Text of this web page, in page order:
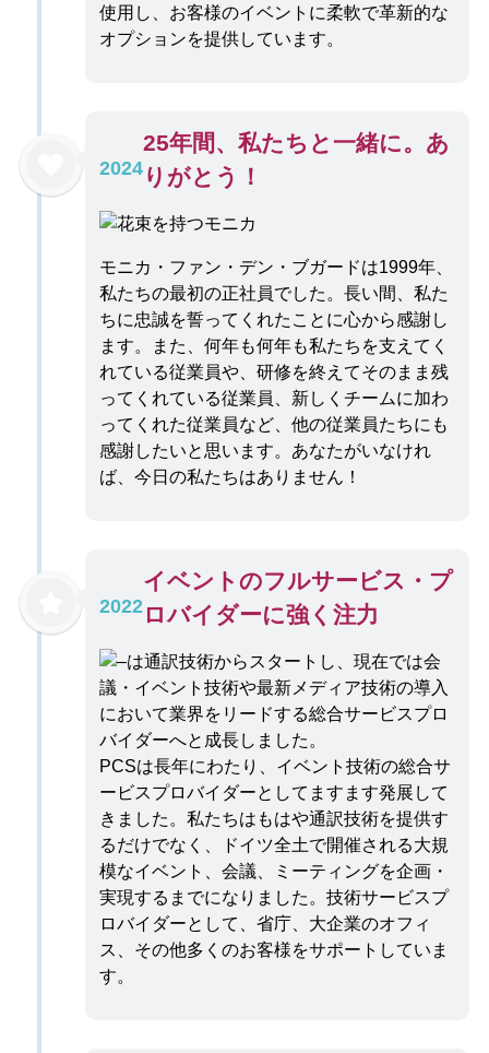
使用し、お客様のイベントに柔軟で革新的な
オプションを提供しています。
2024
25年間、私たちと一緒に。あ
りがとう！
モニカ・ファン・デン・ブガードは1999年、
私たちの最初の正社員でした。長い間、私た
ちに忠誠を誓ってくれたことに心から感謝し
ます。また、何年も何年も私たちを支えてく
れている従業員や、研修を終えてそのまま残
ってくれている従業員、新しくチームに加わ
ってくれた従業員など、他の従業員たちにも
感謝したいと思います。あなたがいなけれ
ば、今日の私たちはありません！
2022
イベントのフルサービス・プ
ロバイダーに強く注力
PCSは長年にわたり、イベント技術の総合サ
ービスプロバイダーとしてますます発展して
きました。私たちはもはや通訳技術を提供す
るだけでなく、ドイツ全土で開催される大規
模なイベント、会議、ミーティングを企画・
実現するまでになりました。技術サービスプ
ロバイダーとして、省庁、大企業のオフィ
ス、その他多くのお客様をサポートしていま
す。